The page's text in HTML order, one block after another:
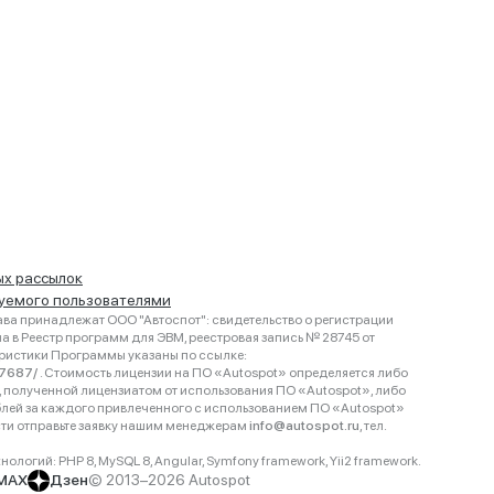
рассылок
пользователями
принадлежат ООО "Автоспот": свидетельство о регистрации
Реестр программ для ЭВМ, реестровая запись № 28745 от
Программы указаны по ссылке:
. Стоимость лицензии на ПО «Autospot» определяется либо
полученной лицензиатом от использования ПО «Autospot», либо
за каждого привлеченного с использованием ПО «Autospot»
отправьте заявку нашим менеджерам info@autospot.ru, тел.
PHP 8, MySQL 8, Angular, Symfony framework, Yii2 framework.
Дзен© 2013–2026 Autospot